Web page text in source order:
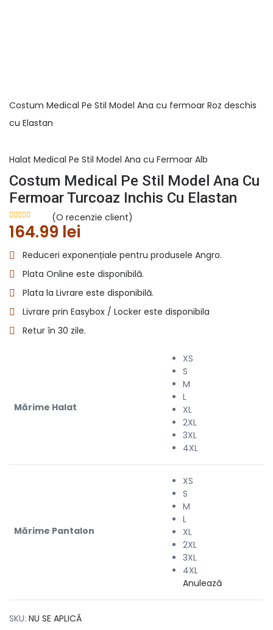
Costum Medical Pe Stil Model Ana cu fermoar Roz deschis
cu Elastan
Halat Medical Pe Stil Model Ana cu Fermoar Alb
Costum Medical Pe Stil Model Ana Cu
Fermoar Turcoaz Inchis Cu Elastan
Evaluat la
5.00
din 5 pe baza
unei singure
(O recenzie client)
164.99 lei
Reduceri exponențiale pentru produsele Angro.
Plata Online este disponibilă.
Plata la Livrare este disponibilă.
Livrare prin Easybox / Locker este disponibila
Retur în 30 zile.
Mărime Halat
XS
S
M
L
XL
2XL
3XL
4XL
Mărime Pantalon
XS
S
M
L
XL
2XL
3XL
4XL
Anulează
SKU: NU SE APLICĂ